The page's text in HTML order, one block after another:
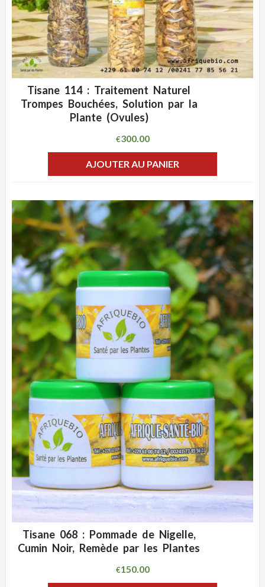
ADD WISHLIST
Tisane 114 : Traitement Naturel
Trompes Bouchées, Solution par la
Plante (Ovules)
€300.00
AJOUTER AU PANIER
CLIQUEZ POUR VOIR
ADD WISHLIST
Tisane 068 : Pommade de Nigelle,
Cumin Noir, Remède par les Plantes
€150.00